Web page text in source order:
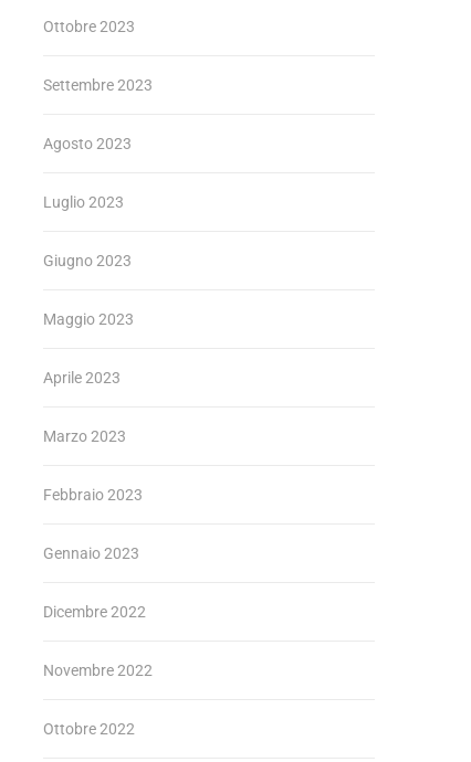
Ottobre 2023
Settembre 2023
Agosto 2023
Luglio 2023
Giugno 2023
Maggio 2023
Aprile 2023
Marzo 2023
Febbraio 2023
Gennaio 2023
Dicembre 2022
Novembre 2022
Ottobre 2022